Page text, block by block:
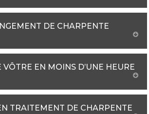
DE CHARPENTE
EN MOINS D’UNE HEURE
TRAITEMENT DE CHARPENTE